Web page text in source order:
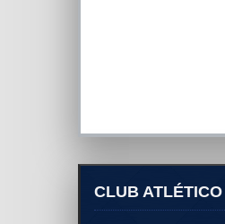
CLUB